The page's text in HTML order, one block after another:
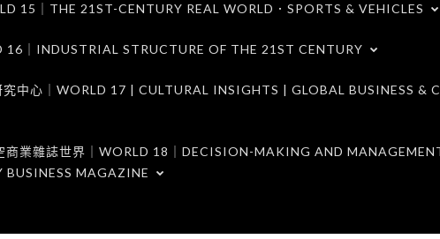
15｜THE 21ST-CENTURY REAL WORLD．SPORTS & VEHICLES
｜INDUSTRIAL STRUCTURE OF THE 21ST CENTURY
中心｜WORLD 17 | CULTURAL INSIGHTS | GLOBAL BUSINESS &
商業雜誌世界｜WORLD 18｜DECISION-MAKING AND
BUSINESS MAGAZINE